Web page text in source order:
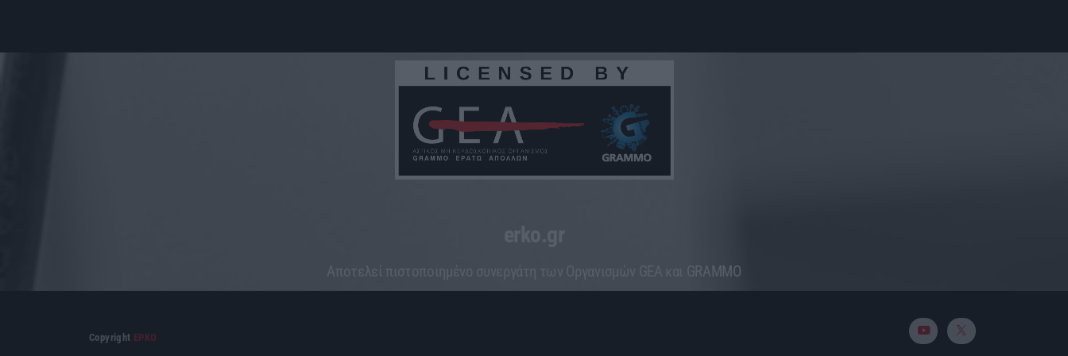
Aποτελεί πιστοποιημένο συνεργάτη των Οργανισμών GEA και GRAMMO
Copyright ΕΡΚΟ